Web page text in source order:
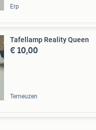
Erp
Tafellamp Reality Queen
€ 10,00
Terneuzen